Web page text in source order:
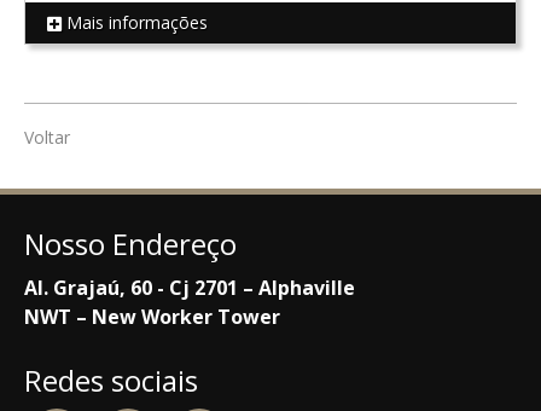
REF 16276
Mais informações
Voltar
Nosso Endereço
Al. Grajaú, 60 - Cj 2701 – Alphaville
NWT – New Worker Tower
Redes sociais